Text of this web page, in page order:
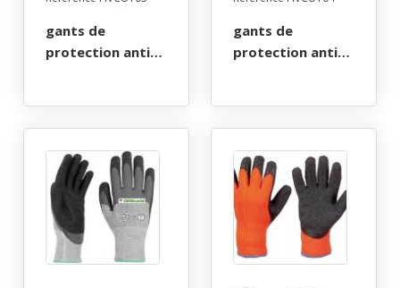
xxl.
gants de
protection anti-
elastique, fibre
d'acier, cuir
bovin. taille 6 à 11
gants de
protection anti-
elasthanne, nitrile
sablé. taille 8 a 11